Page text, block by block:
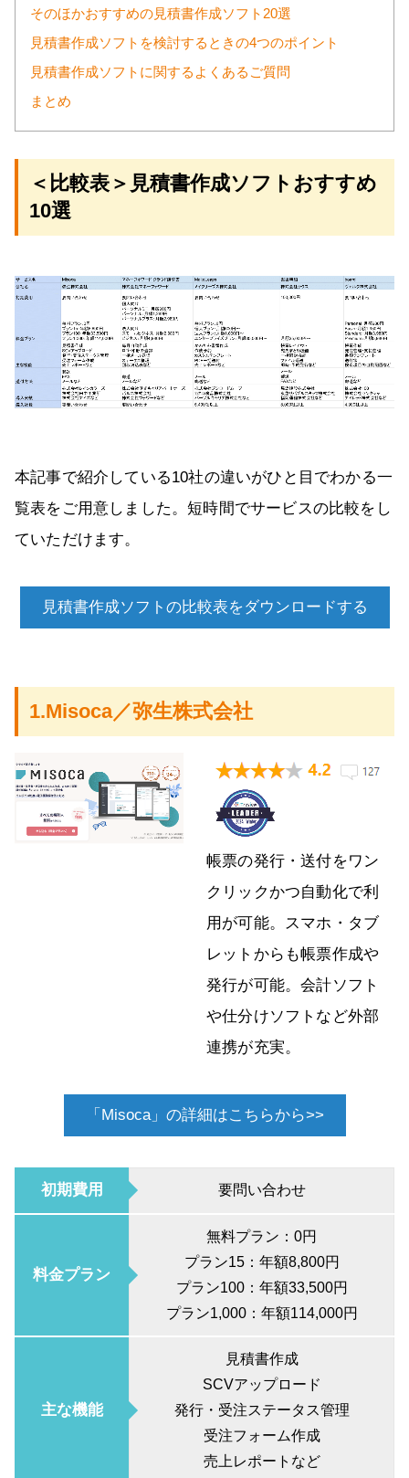
そのほかおすすめの見積書作成ソフト20選
見積書作成ソフトを検討するときの4つのポイント
見積書作成ソフトに関するよくあるご質問
まとめ
＜比較表＞見積書作成ソフトおすすめ
10選
本記事で紹介している10社の違いがひと目でわかる一
覧表をご用意しました。短時間でサービスの比較をし
ていただけます。
見積書作成ソフトの比較表をダウンロードする
1.Misoca／弥生株式会社
帳票の発行・送付をワン
クリックかつ自動化で利
用が可能。スマホ・タブ
レットからも帳票作成や
発行が可能。会計ソフト
や仕分けソフトなど外部
連携が充実。
「Misoca」の詳細はこちらから>>
初期費用 要問い合わせ
料金プラン
無料プラン：0円
プラン15：年額8,800円
プラン100：年額33,500円
プラン1,000：年額114,000円
主な機能
見積書作成
SCVアップロード
発行・受注ステータス管理
受注フォーム作成
売上レポートなど